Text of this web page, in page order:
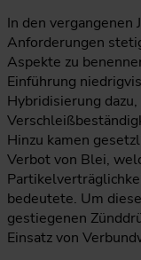
In den vergangenen
Anforderungen
Aspekte zu
Einführung
Hybridisierung
Hinzu kamen
Verbot von Blei,
bedeutete. Um
gestiegenen
Einsatz von